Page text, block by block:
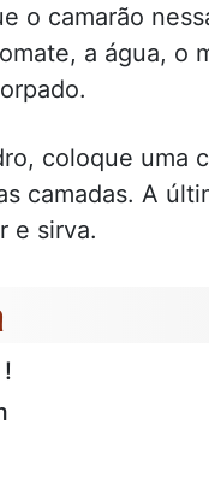
o camarão
a água, o
coloque uma
camadas. A
e sirva.